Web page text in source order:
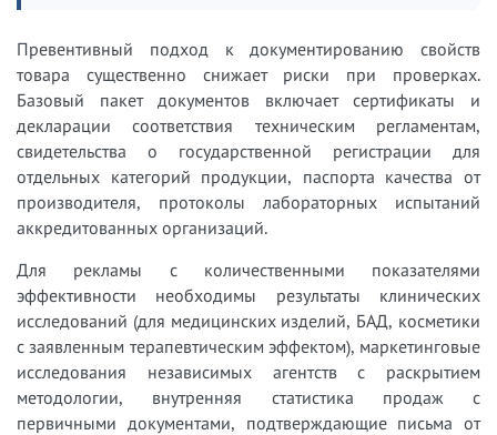
Превентивный подход к документированию свойств
товара существенно снижает риски при проверках.
Базовый пакет документов включает сертификаты и
декларации соответствия техническим регламентам,
свидетельства о государственной регистрации для
отдельных категорий продукции, паспорта качества от
производителя, протоколы лабораторных испытаний
аккредитованных организаций.
Для рекламы с количественными показателями
эффективности необходимы результаты клинических
исследований (для медицинских изделий, БАД, косметики
с заявленным терапевтическим эффектом), маркетинговые
исследования независимых агентств с раскрытием
методологии, внутренняя статистика продаж с
первичными документами, подтверждающие письма от